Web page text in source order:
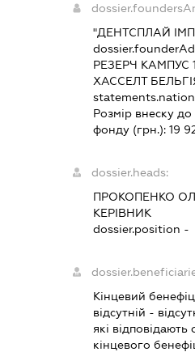
"ДЕНТСПЛАЙ
РЕЗЕРЧ КАМПУС
ХАССЕЛТ
Розмір внеску до
фонду (грн.): 19
dossier.heads:
ПРОКОПЕНКО
КЕРІВНИК
dossier.position -
Кінцевий
відсутній -
які відповідають
кінцевого